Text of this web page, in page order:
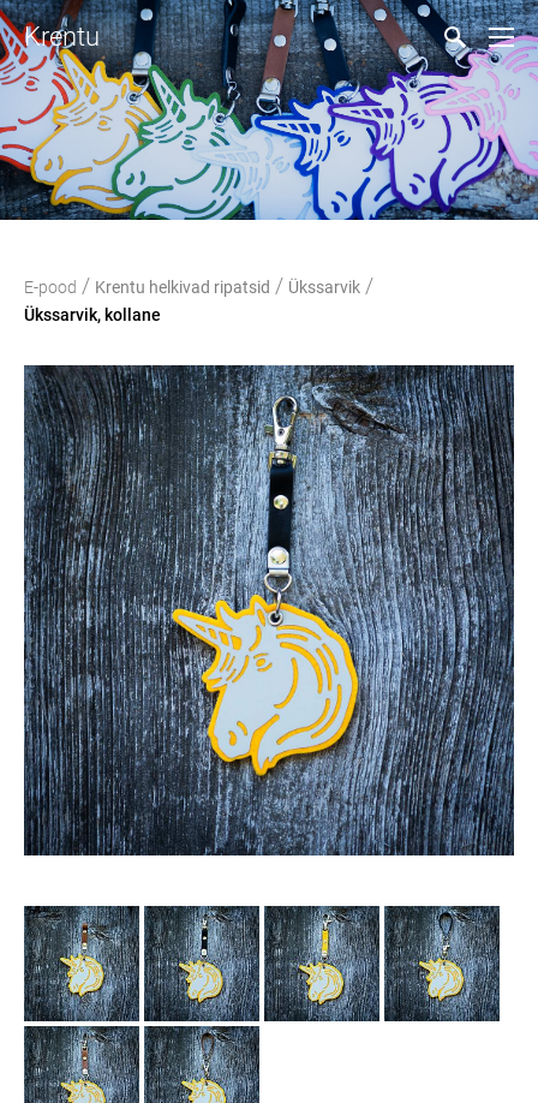
Krentu
E-pood / Krentu helkivad ripatsid / Ükssarvik /
Ükssarvik, kollane